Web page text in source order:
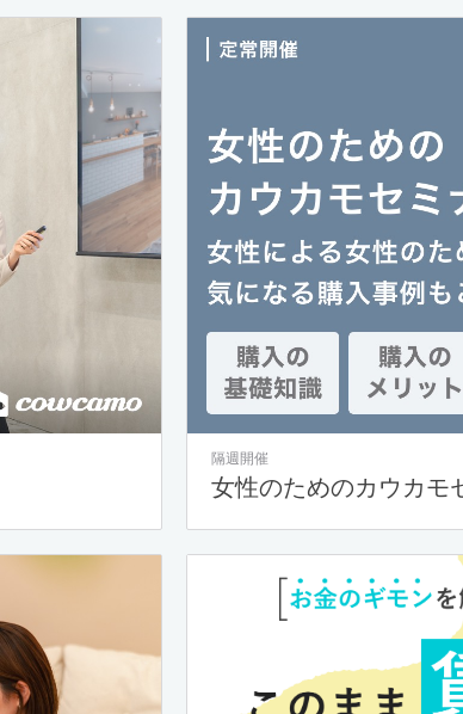
隔週開催
女性のためのカウカモ